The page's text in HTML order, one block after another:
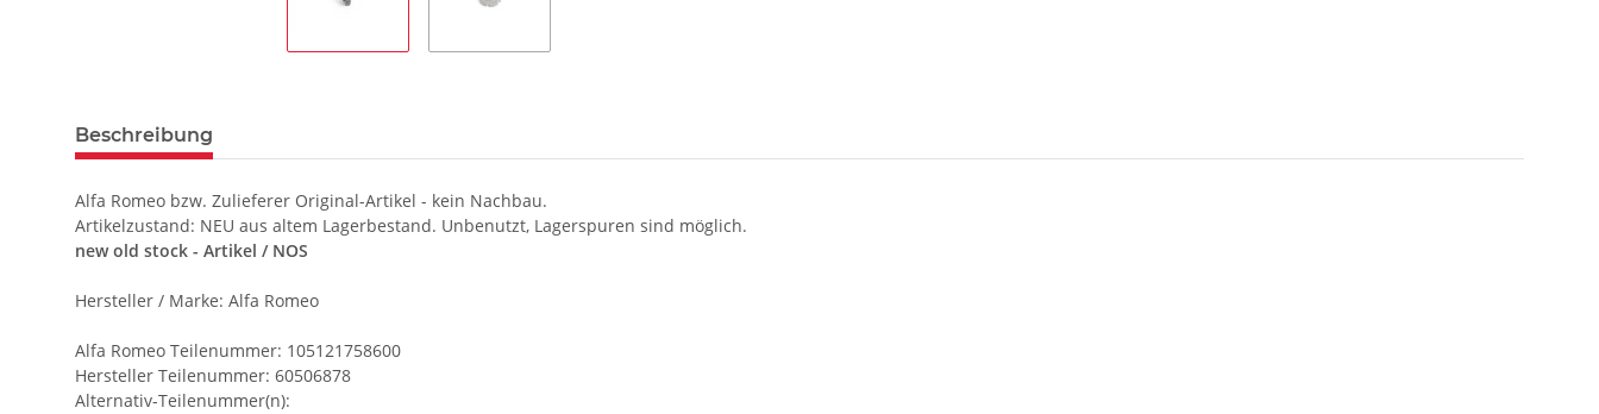
Beschreibung
Alfa Romeo bzw. Zulieferer Original-Artikel - kein Nachbau.
Artikelzustand: NEU aus altem Lagerbestand. Unbenutzt, Lagerspuren sind möglich.
new old stock - Artikel / NOS
Hersteller / Marke: Alfa Romeo
Alfa Romeo Teilenummer: 105121758600
Hersteller Teilenummer: 60506878
Alternativ-Teilenummer(n):